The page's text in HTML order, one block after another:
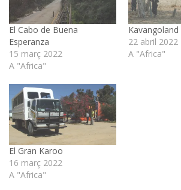
El Cabo de Buena
Esperanza
15 març 2022
A "Africa"
Kavangoland
22 abril 2022
A "Africa"
El Gran Karoo
16 març 2022
A "Africa"